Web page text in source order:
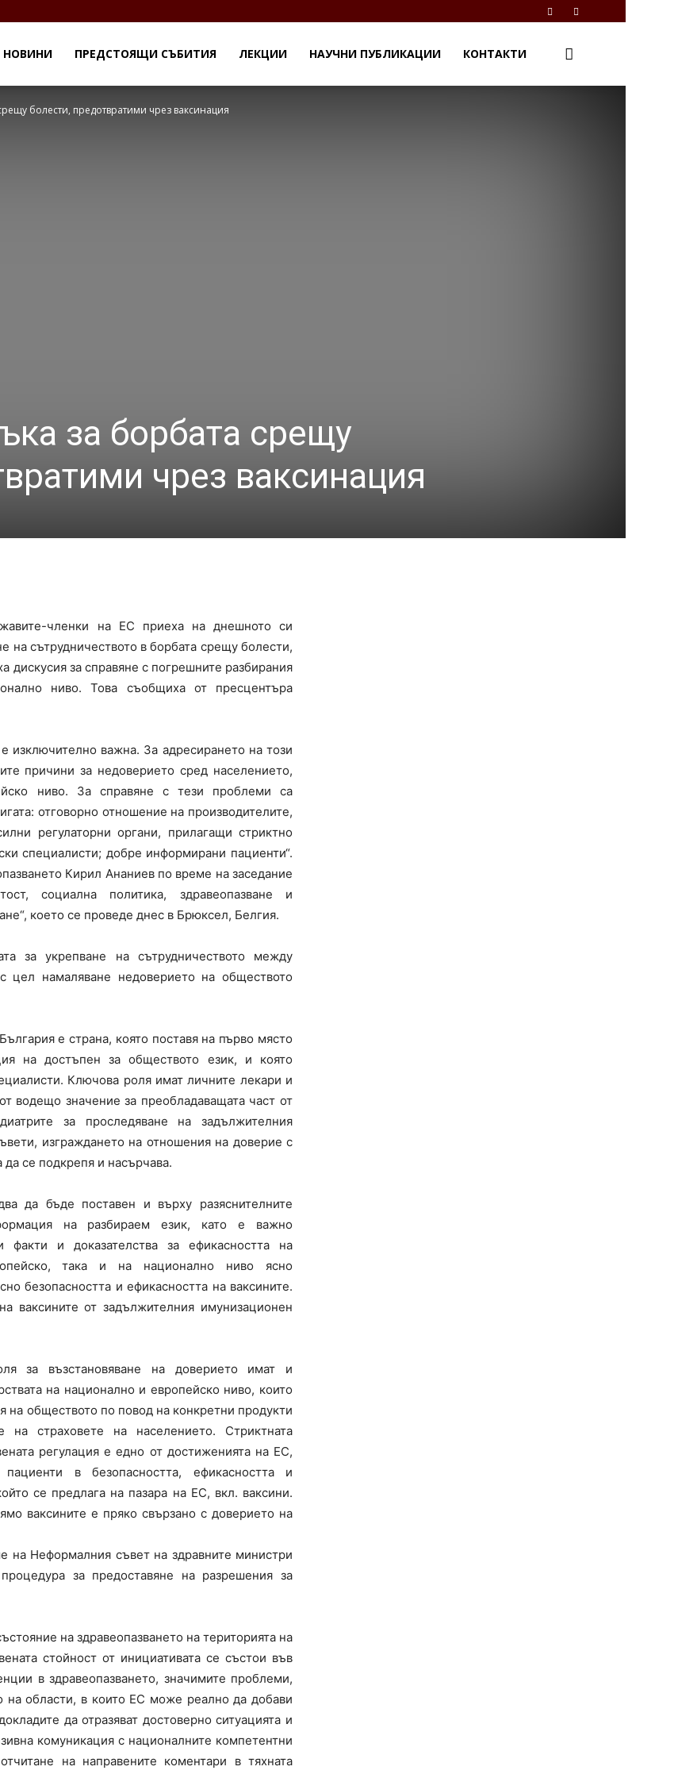
НОВИНИ ПРЕДСТОЯЩИ СЪБИТИЯ ЛЕКЦИИ НАУЧНИ ПУБЛИКАЦИИ КОНТАКТИ
болести, предотвратими чрез ваксинация
за борбата срещу
чрез ваксинация
членки на ЕС приеха на днешното си
на сътрудничеството в борбата срещу болести,
дискусия за справяне с погрешните разбирания
ниво. Това съобщиха от пресцентъра
изключително важна. За адресирането на този
причини за недоверието сред населението,
ниво. За справяне с тези проблеми са
отговорно отношение на производителите,
регулаторни органи, прилагащи стриктно
специалисти; добре информирани пациенти“.
Кирил Ананиев по време на заседание
социална политика, здравеопазване и
което се проведе днес в Брюксел, Белгия.
за укрепване на сътрудничеството между
намаляване недоверието на обществото
е страна, която поставя на първо място
на достъпен за обществото език, и която
Ключова роля имат личните лекари и
водещо значение за преобладаващата част от
за проследяване на задължителния
изграждането на отношения на доверие с
да се подкрепя и насърчава.
да бъде поставен и върху разяснителните
на разбираем език, като е важно
и доказателства за ефикасността на
така и на национално ниво ясно
безопасността и ефикасността на ваксините.
ваксините от задължителния имунизационен
за възстановяване на доверието имат и
на национално и европейско ниво, които
на обществото по повод на конкретни продукти
страховете на населението. Стриктната
регулация е едно от достиженията на ЕС,
в безопасността, ефикасността и
се предлага на пазара на ЕС, вкл. ваксини.
ваксините е пряко свързано с доверието на
на Неформалния съвет на здравните министри
за предоставяне на разрешения за
на здравеопазването на територията на
стойност от инициативата се състои във
в здравеопазването, значимите проблеми,
на области, в които ЕС може реално да добави
да отразяват достоверно ситуацията и
комуникация с националните компетентни
на направените коментари в тяхната